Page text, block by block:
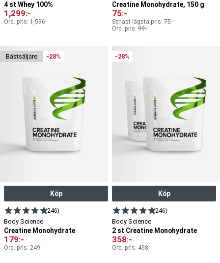
4 st Whey 100%
1,299:-
Ord. pris: 1,596:-
Creatine Monohydrate, 150 g
75:-
Senast lägsta pris: 75:-
Ord. pris: 99:-
bäst­säljare -28%
Köp
(246)
Body Science
Creatine Monohydrate
179:-
Ord. pris: 249:-
-28%
Köp
(246)
Body Science
2 st Creatine Monohydrate
358:-
Ord. pris: 498:-